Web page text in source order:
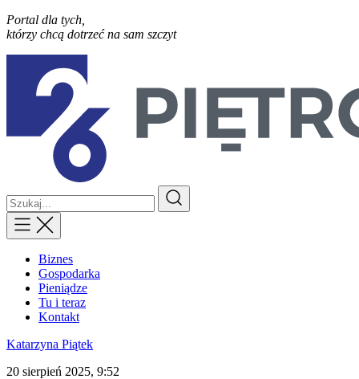
Portal dla tych,
którzy chcą dotrzeć na sam szczyt
Biznes
Gospodarka
Pieniądze
Tu i teraz
Kontakt
Katarzyna Piątek
20 sierpień 2025, 9:52